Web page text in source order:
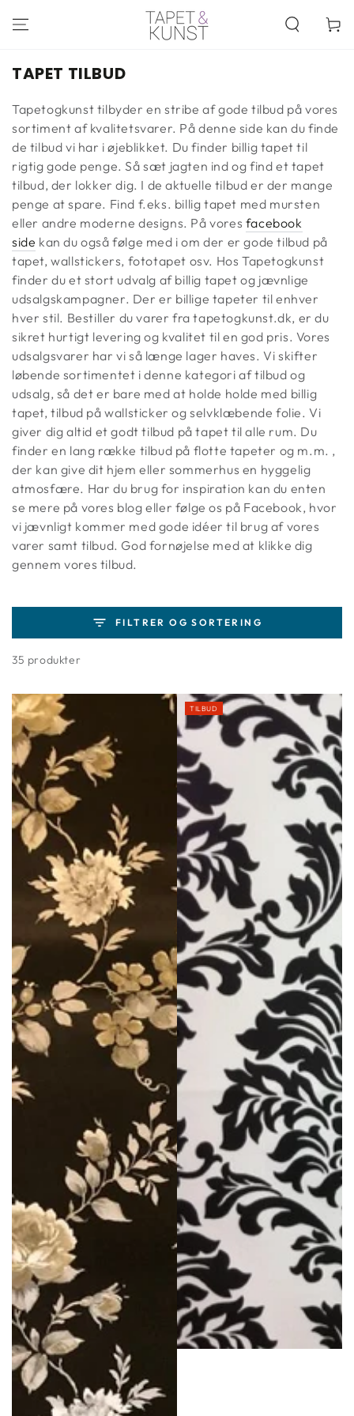
INDHOLD
Kurv
KOLLEKTION:
TAPET TILBUD
Tapetogkunst tilbyder en stribe af gode tilbud på vores
sortiment af kvalitetsvarer. På denne side kan du finde
de tilbud vi har i øjeblikket. Du finder billig tapet til
rigtig gode penge. Så sæt jagten ind og find et tapet
tilbud, der lokker dig. I de aktuelle tilbud er der mange
penge at spare. Find f.eks. billig tapet med mursten
eller andre moderne designs. På vores facebook
side kan du også følge med i om der er gode tilbud på
tapet, wallstickers, fototapet osv. Hos Tapetogkunst
finder du et stort udvalg af billig tapet og jævnlige
udsalgskampagner. Der er billige tapeter til enhver
hver stil. Bestiller du varer fra tapetogkunst.dk, er du
sikret hurtigt levering og kvalitet til en god pris. Vores
udsalgsvarer har vi så længe lager haves. Vi skifter
løbende sortimentet i denne kategori af tilbud og
udsalg, så det er bare med at holde holde med billig
tapet, tilbud på wallsticker og selvklæbende folie. Vi
giver dig altid et godt tilbud på tapet til alle rum. Du
finder en lang række tilbud på flotte tapeter og m.m. ,
der kan give dit hjem eller sommerhus en hyggelig
atmosfære. Har du brug for inspiration kan du enten
se mere på vores blog eller følge os på Facebook, hvor
vi jævnligt kommer med gode idéer til brug af vores
varer samt tilbud. God fornøjelse med at klikke dig
gennem vores tilbud.
FILTRER OG SORTERING
35 produkter
TILBUD